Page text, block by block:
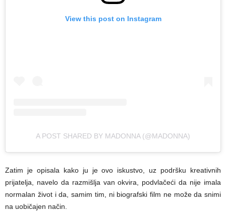
View this post on Instagram
A POST SHARED BY MADONNA (@MADONNA)
Zatim je opisala kako ju je ovo iskustvo, uz podršku kreativnih
prijatelja, navelo da razmišlja van okvira, podvlačeći da nije imala
normalan život i da, samim tim, ni biografski film ne može da snimi
na uobičajen način.